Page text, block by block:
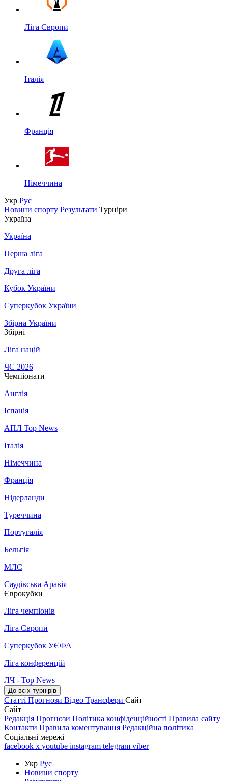
Ліга Європи
Італія
Франція
Німеччина
Укр Рус
Новини спорту Результати Турніри
Україна
Україна
Перша ліга
Друга ліга
Кубок України
Суперкубок України
Збірна України
Збірні
Ліга націй
ЧС 2026
Чемпіонати
Англія
Іспанія
АПЛ Top News
Італія
Німеччина
Франція
Нідерланди
Туреччина
Португалія
Бельгія
МЛС
Саудівська Аравія
Єврокубки
Ліга чемпіонів
Ліга Європи
Суперкубок УЄФА
Ліга конференцій
ЛЧ - Top News
До всіх турнірів
Статті Прогнози Відео Трансфери Сайт
Сайт
Редакція Прогнози Політика конфіденційності Правила сайту
Контакти Правила коментування Редакційна політика
Соціальні мережі
facebook x youtube instagram telegram viber
Укр Рус
Новини спорту